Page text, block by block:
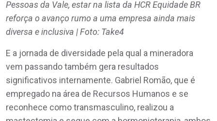
Pessoas da Vale, estar na lista da HCR Equidade BR
reforça o avanço rumo a uma empresa ainda mais
diversa e inclusiva | Foto: Take4
E a jornada de diversidade pela qual a mineradora
vem passando também gera resultados
significativos internamente. Gabriel Romão, que é
empregado na área de Recursos Humanos e se
reconhece como transmasculino, realizou a